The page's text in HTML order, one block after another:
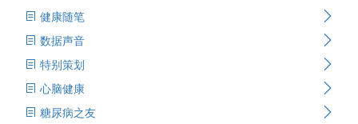
健康随笔
数据声音
特别策划
心脑健康
糖尿病之友